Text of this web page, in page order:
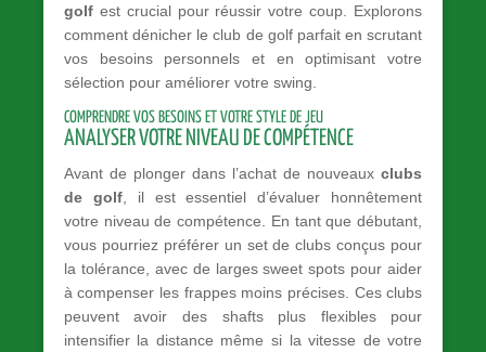
golfest crucial pour réussir votre coup. Explorons
comment dénicher le club de golf parfait en scrutant
vos besoins personnels et en optimisant votre
sélection pour améliorer votre swing.
COMPRENDRE VOS BESOINS ET VOTRE STYLE DE JEU
ANALYSER VOTRE NIVEAU DE COMPÉTENCE
Avant de plonger dans l’achat de nouveauxclubs
de golf, il est essentiel d’évaluer honnêtement
votre niveau de compétence. En tant que débutant,
vous pourriez préférer un set de clubs conçus pour
la tolérance, avec de larges sweet spots pour aider
à compenser les frappes moins précises. Ces clubs
peuvent avoir des shafts plus flexibles pour
intensifier la distance même si la vitesse de votre